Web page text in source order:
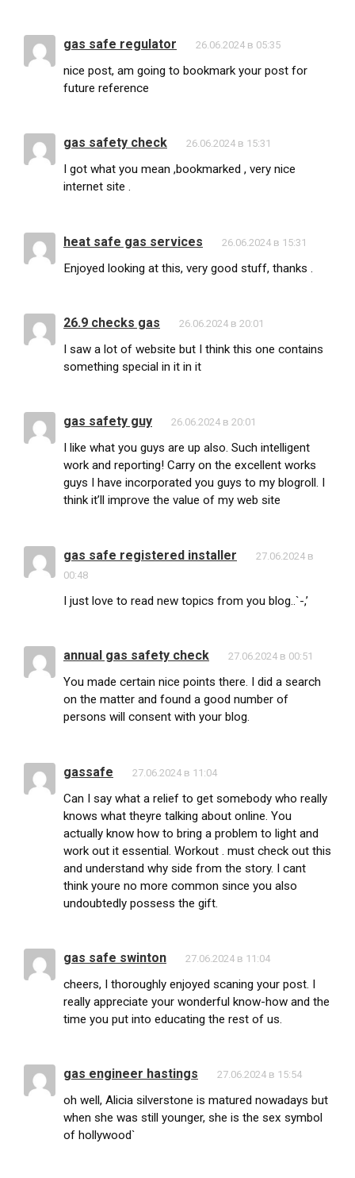
gas safe regulator 26.06.2024 в 05:35
nice post, am going to bookmark your post for
future reference
gas safety check 26.06.2024 в 15:31
I got what you mean ,bookmarked , very nice
internet site .
heat safe gas services 26.06.2024 в 15:31
Enjoyed looking at this, very good stuff, thanks .
26.9 checks gas 26.06.2024 в 20:01
I saw a lot of website but I think this one contains
something special in it in it
gas safety guy 26.06.2024 в 20:01
I like what you guys are up also. Such intelligent
work and reporting! Carry on the excellent works
guys I have incorporated you guys to my blogroll. I
think it’ll improve the value of my web site
gas safe registered installer
27.06.2024 в
00:48
I just love to read new topics from you blog..`-,’
annual gas safety check 27.06.2024 в 00:51
You made certain nice points there. I did a search
on the matter and found a good number of
persons will consent with your blog.
gassafe 27.06.2024 в 11:04
Can I say what a relief to get somebody who really
knows what theyre talking about online. You
actually know how to bring a problem to light and
work out it essential. Workout . must check out this
and understand why side from the story. I cant
think youre no more common since you also
undoubtedly possess the gift.
gas safe swinton 27.06.2024 в 11:04
cheers, I thoroughly enjoyed scaning your post. I
really appreciate your wonderful know-how and the
time you put into educating the rest of us.
gas engineer hastings 27.06.2024 в 15:54
oh well, Alicia silverstone is matured nowadays but
when she was still younger, she is the sex symbol
of hollywood`